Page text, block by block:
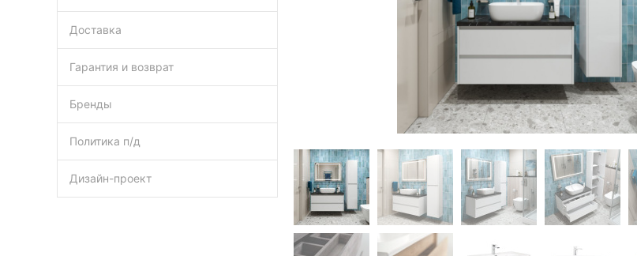
Доставка
Гарантия и возврат
Бренды
Политика п/д
Дизайн-проект